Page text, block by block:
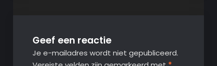
Geef een reactie
Je e-mailadres wordt niet gepubliceerd.